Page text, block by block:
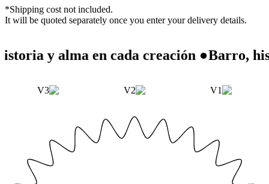
*Shipping cost not included.
It will be quoted separately once you enter your delivery details.
y alma en cada creación ●Barro,